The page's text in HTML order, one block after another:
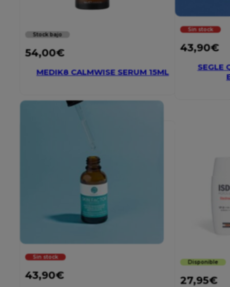
Stock bajo
54,00€
MEDIK8 CALMWISE SERUM 15ML
Sin stock
43,90€
SEGLE
Sin stock
43,90€
Disponible
27,95€